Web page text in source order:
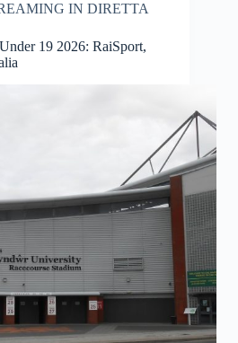
IN DIRETTA
19 2026: RaiSport,